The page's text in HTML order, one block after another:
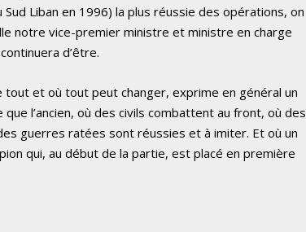
Liban en 1996) la plus réussie des opérations, on
notre vice-premier ministre et ministre en charge
d’être.
et où tout peut changer, exprime en général un
l’ancien, où des civils combattent au front, où des
guerres ratées sont réussies et à imiter. Et où un
qui, au début de la partie, est placé en première